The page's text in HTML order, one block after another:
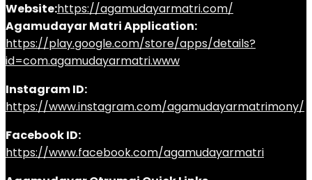
Website:https://agamudayarmatri.com/
Agamudayar Matri Application:
https://play.google.com/store/apps/details?
id=com.agamudayarmatri.www
Instagram ID:
https://www.instagram.com/agamudayarmatrimony/
Facebook ID:
https://www.facebook.com/agamudayarmatri